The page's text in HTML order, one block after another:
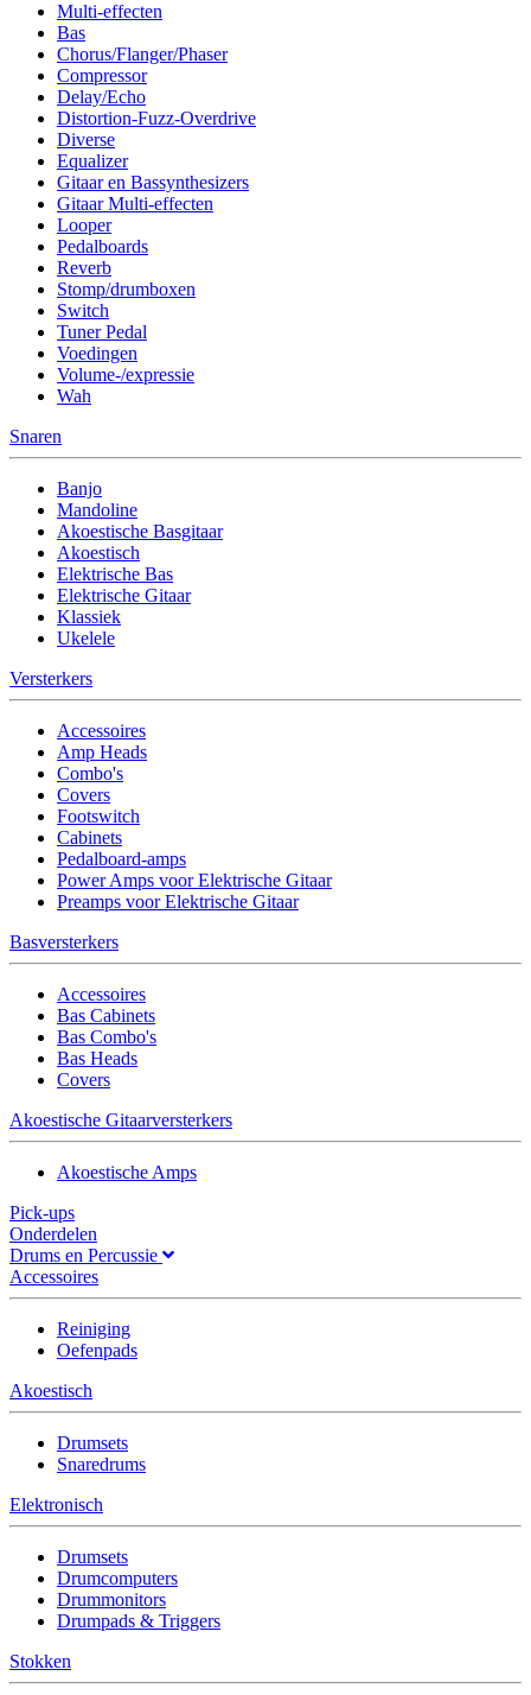
Multi-effecten
Bas
Chorus/Flanger/Phaser
Compressor
Delay/Echo
Distortion-Fuzz-Overdrive
Diverse
Equalizer
Gitaar en Bassynthesizers
Gitaar Multi-effecten
Looper
Pedalboards
Reverb
Stomp/drumboxen
Switch
Tuner Pedal
Voedingen
Volume-/expressie
Wah
Snaren
Banjo
Mandoline
Akoestische Basgitaar
Akoestisch
Elektrische Bas
Elektrische Gitaar
Klassiek
Ukelele
Versterkers
Accessoires
Amp Heads
Combo's
Covers
Footswitch
Cabinets
Pedalboard-amps
Power Amps voor Elektrische Gitaar
Preamps voor Elektrische Gitaar
Basversterkers
Accessoires
Bas Cabinets
Bas Combo's
Bas Heads
Covers
Akoestische Gitaarversterkers
Akoestische Amps
Pick-ups
Onderdelen
Drums en Percussie
Accessoires
Reiniging
Oefenpads
Akoestisch
Drumsets
Snaredrums
Elektronisch
Drumsets
Drumcomputers
Drummonitors
Drumpads & Triggers
Stokken